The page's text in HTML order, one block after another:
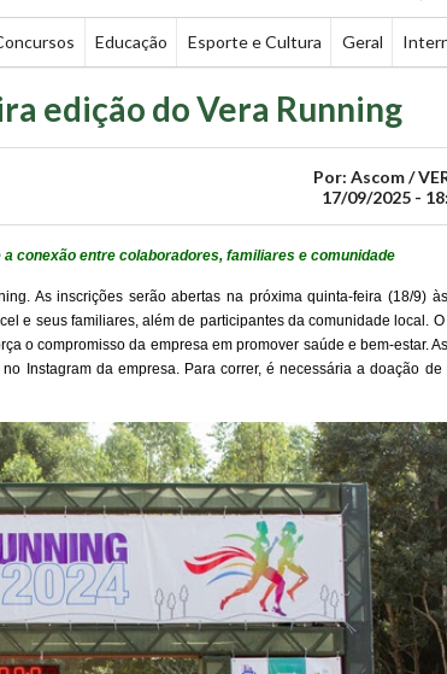
Educação Esporte e Cultura Geral
edição do Vera Running
Por: Ascom /
17/09/2025 -
conexão entre colaboradores, familiares e comunidade
As inscrições serão abertas na próxima quinta-feira (18/9)
e seus familiares, além de participantes da comunidade local.
o compromisso da empresa em promover saúde e bem-estar.
Instagram da empresa. Para correr, é necessária a doação de